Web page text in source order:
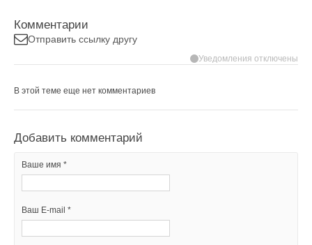
Комментарии
Отправить ссылку другу
Уведомления отключены
В этой теме еще нет комментариев
Добавить комментарий
Ваше имя *
Ваш E-mail *